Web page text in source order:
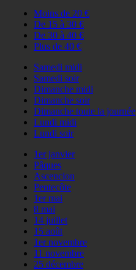
Moins de 20 €
De 15 à 30 €
De 30 à 40 €
Plus de 40 €
Samedi midi
Samedi soir
Dimanche midi
Dimanche soir
Dimanche toute la journée
Lundi midi
Lundi soir
1er janvier
Pâques
Ascencion
Pentecôte
1er mai
8 mai
14 juillet
15 août
1er novembre
11 novembre
25 décembre